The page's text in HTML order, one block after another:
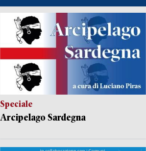
Speciale
Arcipelago Sardegna